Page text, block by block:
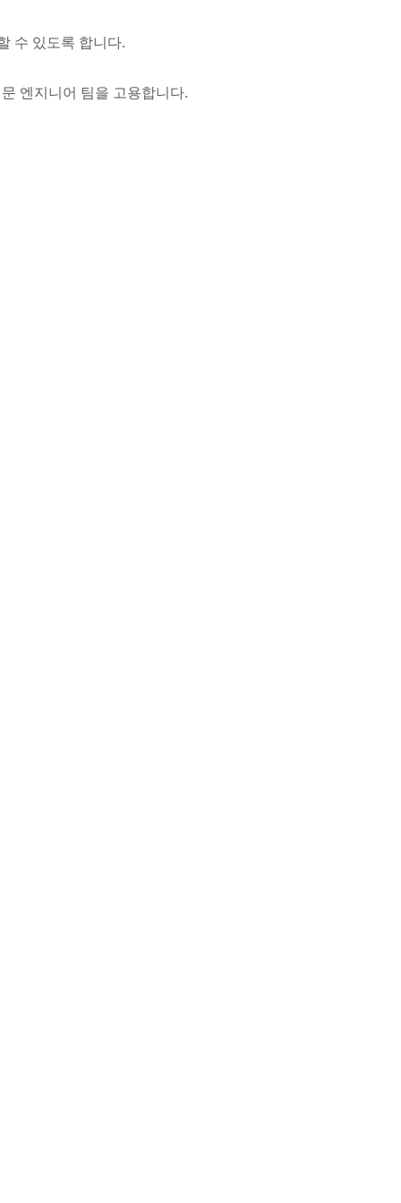
수 있도록 합니다.
엔지니어 팀을 고용합니다.